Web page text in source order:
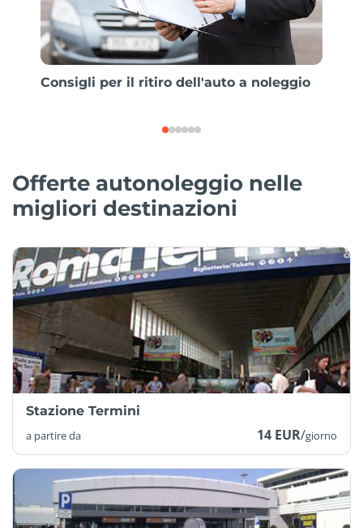
Consigli per il ritiro dell'auto a noleggio
Offerte autonoleggio nelle
migliori destinazioni
Stazione Termini
a partire da 14 EUR/giorno